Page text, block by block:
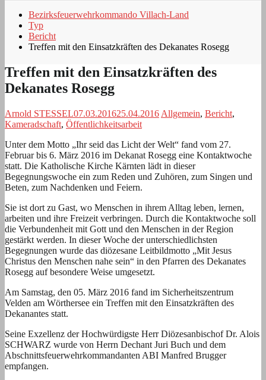
Bezirksfeuerwehrkommando Villach-Land
Typ
Bericht
Treffen mit den Einsatzkräften des Dekanates Rosegg
Treffen mit den Einsatzkräften des
Dekanates Rosegg
Arnold STESSEL07.03.201625.04.2016 Allgemein, Bericht,
Kameradschaft, Öffentlichkeitsarbeit
Unter dem Motto „Ihr seid das Licht der Welt“ fand vom 27.
Februar bis 6. März 2016 im Dekanat Rosegg eine Kontaktwoche
statt. Die Katholische Kirche Kärnten lädt in dieser
Begegnungswoche ein zum Reden und Zuhören, zum Singen und
Beten, zum Nachdenken und Feiern.
Sie ist dort zu Gast, wo Menschen in ihrem Alltag leben, lernen,
arbeiten und ihre Freizeit verbringen. Durch die Kontaktwoche soll
die Verbundenheit mit Gott und den Menschen in der Region
gestärkt werden. In dieser Woche der unterschiedlichsten
Begegnungen wurde das diözesane Leitbildmotto „Mit Jesus
Christus den Menschen nahe sein“ in den Pfarren des Dekanates
Rosegg auf besondere Weise umgesetzt.
Am Samstag, den 05. März 2016 fand im Sicherheitszentrum
Velden am Wörthersee ein Treffen mit den Einsatzkräften des
Dekanantes statt.
Seine Exzellenz der Hochwürdigste Herr Diözesanbischof Dr. Alois
SCHWARZ wurde von Herrn Dechant Juri Buch und dem
Abschnittsfeuerwehrkommandanten ABI Manfred Brugger
empfangen.